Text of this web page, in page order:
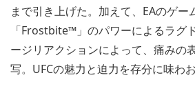
まで引き上げた。加えて、EAのゲー
「Frostbite™」のパワーによるラグ
ージリアクションによって、痛みの
写。UFCの魅力と迫力を存分に味わお